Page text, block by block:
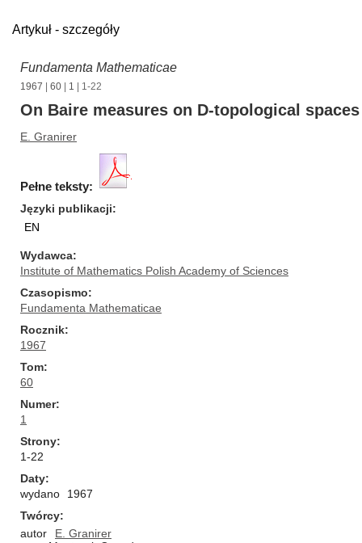
Artykuł - szczegóły
Fundamenta Mathematicae
1967 60 1 | 1-22
On Baire measures on D-topological spaces
E. Granirer
Pełne teksty:
Języki publikacji
EN
Wydawca
Institute of Mathematics Polish Academy of Sciences
Czasopismo
Fundamenta Mathematicae
Rocznik
1967
Tom
60
Numer
1
Strony
1-22
Daty
wydano
1967
Twórcy
autor
E. Granirer